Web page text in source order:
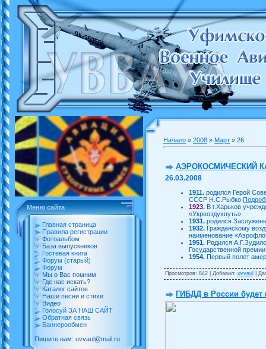
Меню сайта
Главная страница
Правила регистрации
Фотоальбом
База выпускников
Гостевая книга
Форум (старый)
Форум
Мы о Вас помним
Где нас искать?
Каталог сайтов
Наши песни и стихи
Видео
Голосуй ЗА НАШ САЙТ
Обратная связь
Баннерообмен
Пишите нам: uvvaul@mail.ru
Начало » 2008 » Март » 26
АЭРОКОСМИЧЕСКИЙ
26.03.2008
1911. родился Герой
CCCР Н.С.Рыбко
1923. В г.Харьков
«Укрвоздухпуть»
1931. родился
1932. Гражданскому
наименование
1951. Родился
Государственной
1954. Первый полет
Просмотров: 842 | Добавил: uvvaul |
ГИБДД в России будет